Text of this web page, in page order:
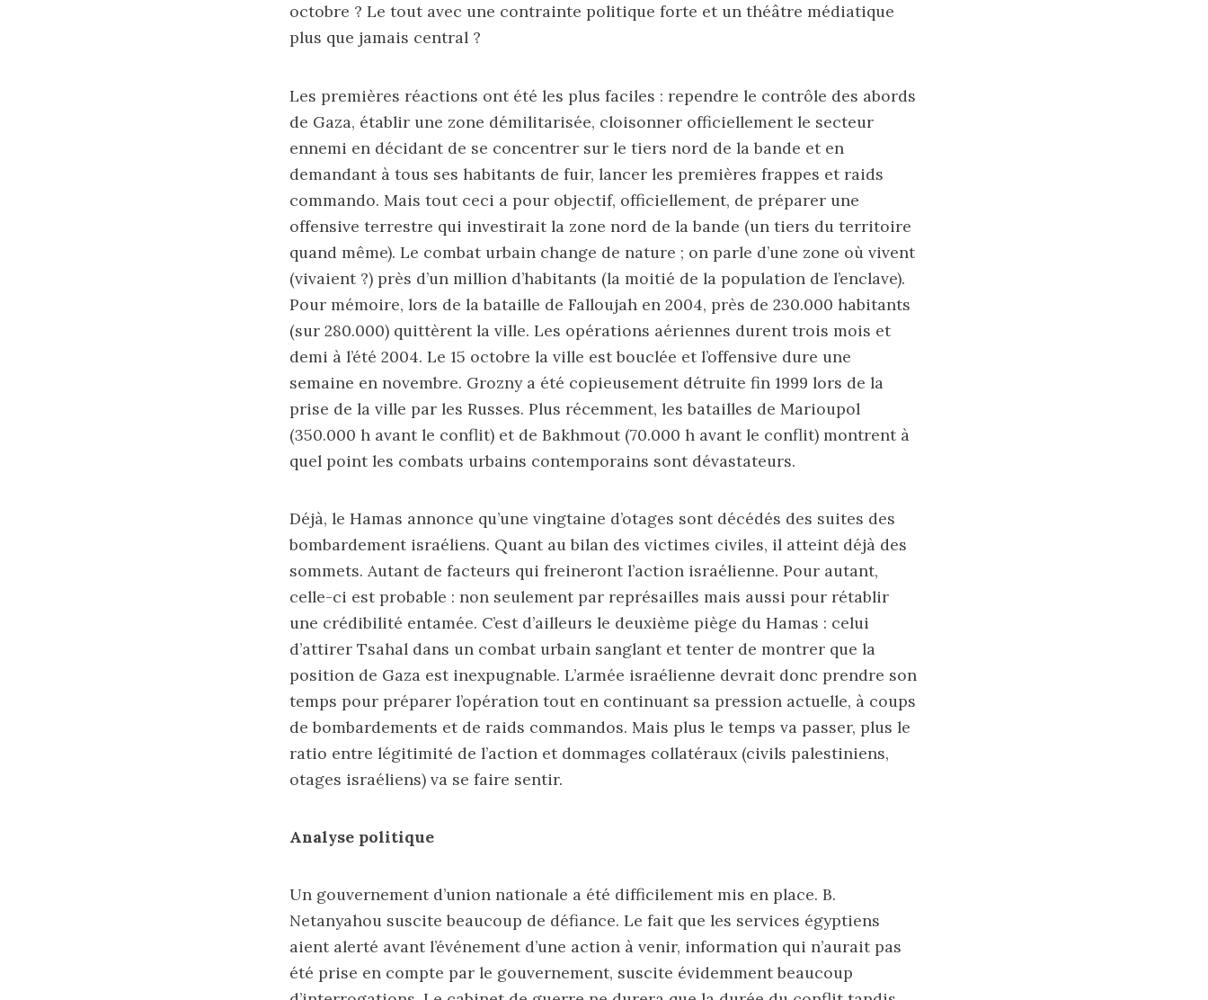
octobre ? Le tout avec une contrainte politique forte et un théâtre médiatique
plus que jamais central ?
Les premières réactions ont été les plus faciles : rependre le contrôle des abords
de Gaza, établir une zone démilitarisée, cloisonner officiellement le secteur
ennemi en décidant de se concentrer sur le tiers nord de la bande et en
demandant à tous ses habitants de fuir, lancer les premières frappes et raids
commando. Mais tout ceci a pour objectif, officiellement, de préparer une
offensive terrestre qui investirait la zone nord de la bande (un tiers du territoire
quand même). Le combat urbain change de nature ; on parle d’une zone où vivent
(vivaient ?) près d’un million d’habitants (la moitié de la population de l’enclave).
Pour mémoire, lors de la bataille de Falloujah en 2004, près de 230.000 habitants
(sur 280.000) quittèrent la ville. Les opérations aériennes durent trois mois et
demi à l’été 2004. Le 15 octobre la ville est bouclée et l’offensive dure une
semaine en novembre. Grozny a été copieusement détruite fin 1999 lors de la
prise de la ville par les Russes. Plus récemment, les batailles de Marioupol
(350.000 h avant le conflit) et de Bakhmout (70.000 h avant le conflit) montrent à
quel point les combats urbains contemporains sont dévastateurs.
Déjà, le Hamas annonce qu’une vingtaine d’otages sont décédés des suites des
bombardement israéliens. Quant au bilan des victimes civiles, il atteint déjà des
sommets. Autant de facteurs qui freineront l’action israélienne. Pour autant,
celle-ci est probable : non seulement par représailles mais aussi pour rétablir
une crédibilité entamée. C’est d’ailleurs le deuxième piège du Hamas : celui
d’attirer Tsahal dans un combat urbain sanglant et tenter de montrer que la
position de Gaza est inexpugnable. L’armée israélienne devrait donc prendre son
temps pour préparer l’opération tout en continuant sa pression actuelle, à coups
de bombardements et de raids commandos. Mais plus le temps va passer, plus le
ratio entre légitimité de l’action et dommages collatéraux (civils palestiniens,
otages israéliens) va se faire sentir.
Analyse politique
Un gouvernement d’union nationale a été difficilement mis en place. B.
Netanyahou suscite beaucoup de défiance. Le fait que les services égyptiens
aient alerté avant l’événement d’une action à venir, information qui n’aurait pas
été prise en compte par le gouvernement, suscite évidemment beaucoup